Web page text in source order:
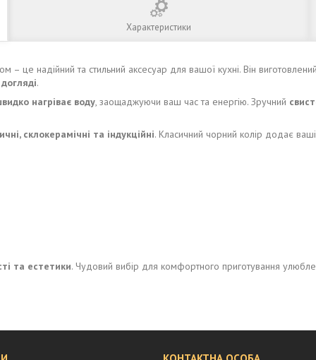
Характеристики
– це надійний та стильний аксесуар для вашої кухні. Він
.
нагріває воду, заощаджуючи ваш час та енергію. Зручний
склокерамічні та індукційні. Класичний чорний колір додає
та естетики. Чудовий вибір для комфортного приготування